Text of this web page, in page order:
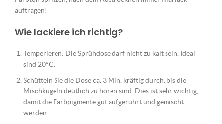
auftragen!
Wie lackiere ich richtig?
Temperieren: Die Sprühdose darf nicht zu kalt sein. Ideal
sind 20°C.
Schütteln Sie die Dose ca. 3 Min. kräftig durch, bis die
Mischkugeln deutlich zu hören sind. Dies ist sehr wichtig,
damit die Farbpigmente gut aufgerührt und gemischt
werden.